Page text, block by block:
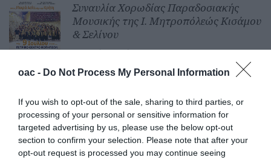
oac - Do Not Process My Personal Information
If you wish to opt-out of the sale, sharing to third parties, or
processing of your personal or sensitive information for
targeted advertising by us, please use the below opt-out
section to confirm your selection. Please note that after your
opt-out request is processed you may continue seeing
Συναυλία Χορωδίας Παραδοσιακής
Μουσικής της Ι. Μητροπόλεώς Κισάμου
& Σελίνου
Κυριακή, 5 Ιουλίου 2026
Φονταμενταλισμός και Προστασία των
Θρησκευτικών Μνημείων και Τόπων
Δευτέρα, 22 Ιουνίου 2026